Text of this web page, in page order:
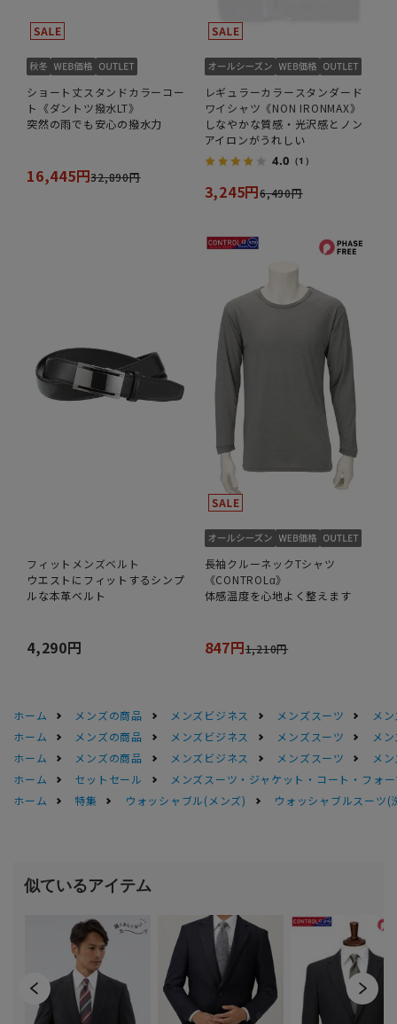
ショート丈スタンドカラーコー
ト《ダントツ撥水LT》
突然の雨でも安心の撥水力
16,445円32,890円
レギュラーカラースタンダード
ワイシャツ《NON IRONMAX》
しなやかな質感・光沢感とノン
アイロンがうれしい
4.0 （1）
3,245円6,490円
フィットメンズベルト
ウエストにフィットするシンプ
ルな本革ベルト
4,290円
長袖クルーネックTシャツ
《CONTROLα》
体感温度を心地よく整えます
847円1,210円
ホーム メンズの商品 メンズビジネス メンズスーツ
メ
ホーム
メンズの商品 メンズビジネス メンズスーツ
メ
ホーム
メンズの商品 メンズビジネス メンズスーツ
メ
ホーム
セットセール
メンズスーツ・ジャケット・コート・フォ
ホーム
特集 ウォッシャブル(メンズ) ウォッシャブルスーツ(